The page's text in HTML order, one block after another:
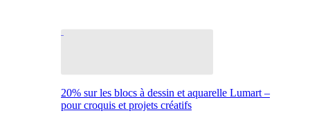
20% sur les blocs à dessin et aquarelle Lumart –
pour croquis et projets créatifs